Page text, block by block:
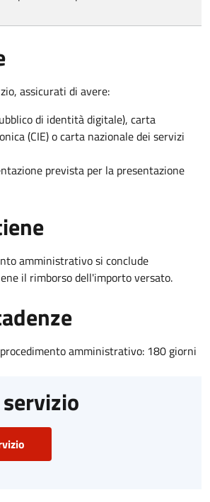
assicurati di avere:
di identità digitale), carta
(CIE) o carta nazionale dei servizi
prevista per la presentazione
amministrativo si conclude
il rimborso dell'importo versato.
amministrativo: 180 giorni